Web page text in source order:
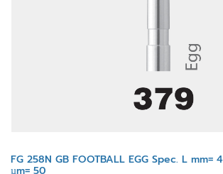
FG 258N GB FOOTBALL EGG Spec. L mm=
µm= 50